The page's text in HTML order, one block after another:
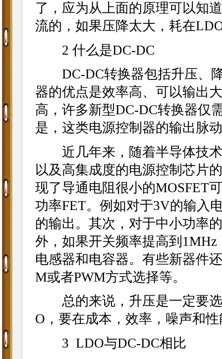
了，应为从上面的原理可以知
流的，如果压降太大，耗在
2 什么是DC-DC
DC-DC转换器包括升压、降
器的优点是效率高、可以输出
高，许多新型DC-DC转换器仅
是，这类电源控制器的输出脉
近几年来，随着半导体技术
以及高集成度的电源控制芯片
现了导通电阻很小的MOSFET
功率FET。例如对于3V的输入
的输出。其次，对于中小功率
外，如果开关频率提高到
电感器和电容器。有些新器件
M或者PWM方式选择等。
总的来说，升压是一定要选
O，要在成本，效率，噪声和
3 LDO与DC-DC相比